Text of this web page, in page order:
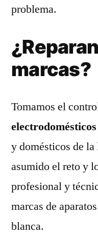
problema.
marcas?
Tomamos el
y domésticos de
asumido el reto y
profesional y
marcas de
blanca.